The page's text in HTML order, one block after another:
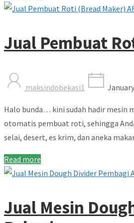
Jual Pembuat
maksindobekasi1
Halo bunda… kini sudah hadir mesin
otomatis pembuat roti, sehingga
selai, desert, es krim, dan aneka
Read more
Jual Mesin